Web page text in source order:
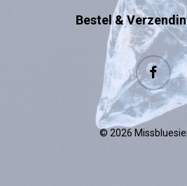
Bestel &
facebook
© 2026